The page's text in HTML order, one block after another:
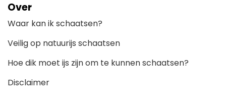
Over
Waar kan ik schaatsen?
Veilig op natuurijs schaatsen
Hoe dik moet ijs zijn om te kunnen schaatsen?
Disclaimer